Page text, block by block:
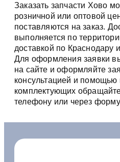
Заказать запчасти Хово
розничной или оптовой
поставляются на заказ.
выполняется по
доставкой по Краснодару
Для оформления заявки
на сайте и оформляйте
консультацией и помощью
комплектующих
телефону или через